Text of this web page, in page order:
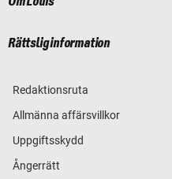
Rättslig information
Redaktionsruta
Allmänna affärsvillkor
Uppgiftsskydd
Ångerrätt